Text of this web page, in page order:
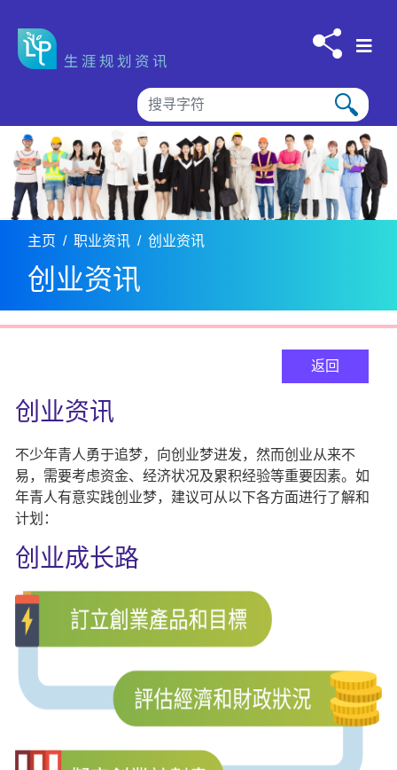
主页 职业资讯 创业资讯
创业资讯
返回
创业资讯
不少年青人勇于追梦，向创业梦进发，然而创业从来不
易，需要考虑资金、经济状况及累积经验等重要因素。如
年青人有意实践创业梦，建议可从以下各方面进行了解和
计划：
创业成长路